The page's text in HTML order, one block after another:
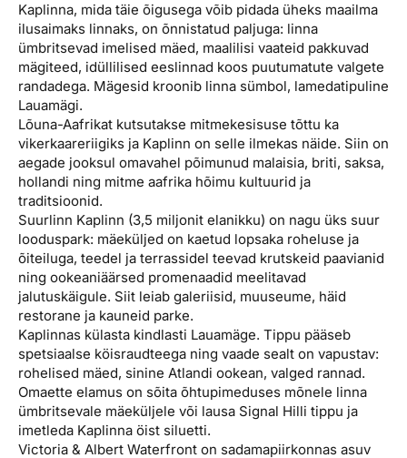
Kaplinna, mida täie õigusega võib pidada üheks maailma
ilusaimaks linnaks, on õnnistatud paljuga: linna
ümbritsevad imelised mäed, maalilisi vaateid pakkuvad
mägiteed, idüllilised eeslinnad koos puutumatute valgete
randadega. Mägesid kroonib linna sümbol, lamedatipuline
Lauamägi.
Lõuna-Aafrikat kutsutakse mitmekesisuse tõttu ka
vikerkaareriigiks ja Kaplinn on selle ilmekas näide. Siin on
aegade jooksul omavahel põimunud malaisia, briti, saksa,
hollandi ning mitme aafrika hõimu kultuurid ja
traditsioonid.
Suurlinn Kaplinn (3,5 miljonit elanikku) on nagu üks suur
looduspark: mäeküljed on kaetud lopsaka roheluse ja
õiteiluga, teedel ja terrassidel teevad krutskeid paavianid
ning ookeaniäärsed promenaadid meelitavad
jalutuskäigule. Siit leiab galeriisid, muuseume, häid
restorane ja kauneid parke.
Kaplinnas külasta kindlasti Lauamäge. Tippu pääseb
spetsiaalse köisraudteega ning vaade sealt on vapustav:
rohelised mäed, sinine Atlandi ookean, valged rannad.
Omaette elamus on sõita õhtupimeduses mõnele linna
ümbritsevale mäeküljele või lausa Signal Hilli tippu ja
imetleda Kaplinna öist siluetti.
Victoria & Albert Waterfront on sadamapiirkonnas asuv